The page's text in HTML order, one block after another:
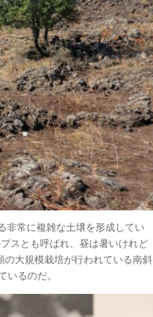
非常に複雑な土壌を形成してい
スとも呼ばれ、昼は暑いけれど
大規模栽培が行われている南斜
るのだ。